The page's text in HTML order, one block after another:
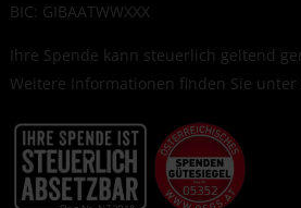
BIC: GIBAATWWXXX
Ihre Spende kann steuerlich geltend
Weitere Informationen finden Sie unter